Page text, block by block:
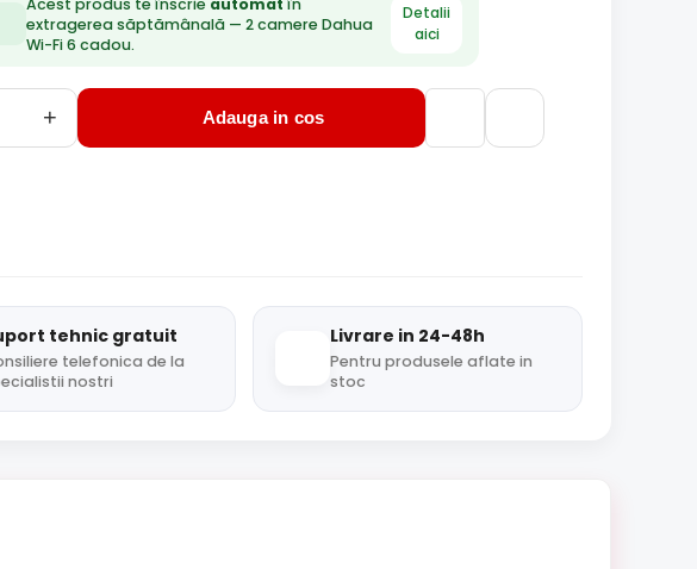
extragerea săptămânală — 2 camere Dahua
Wi-Fi 6 cadou.
Detalii
aici
+ Adauga in cos
tehnic gratuit
telefonica de la
nostri
Livrare in 24-48h
Pentru produsele aflate in
stoc